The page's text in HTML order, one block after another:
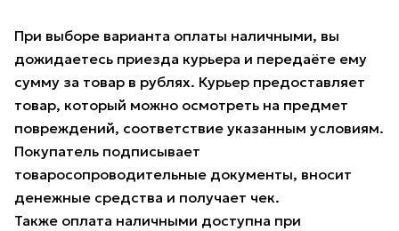
При выборе варианта оплаты наличными, вы
дожидаетесь приезда курьера и передаёте ему
сумму за товар в рублях. Курьер предоставляет
товар, который можно осмотреть на предмет
повреждений, соответствие указанным условиям.
Покупатель подписывает
товаросопроводительные документы, вносит
денежные средства и получает чек.
Также оплата наличными доступна при